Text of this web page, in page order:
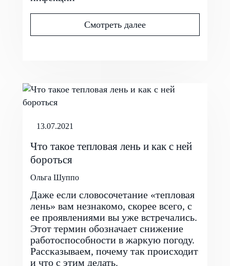
Смотреть далее
13.07.2021
Что такое тепловая лень и как с ней
бороться
Ольга Шуппо
Даже если словосочетание «тепловая
лень» вам незнакомо, скорее всего, с
ее проявлениями вы уже встречались.
Этот термин обозначает снижение
работоспособности в жаркую погоду.
Рассказываем, почему так происходит
и что с этим делать.